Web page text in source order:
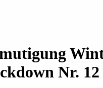
Nr. 12